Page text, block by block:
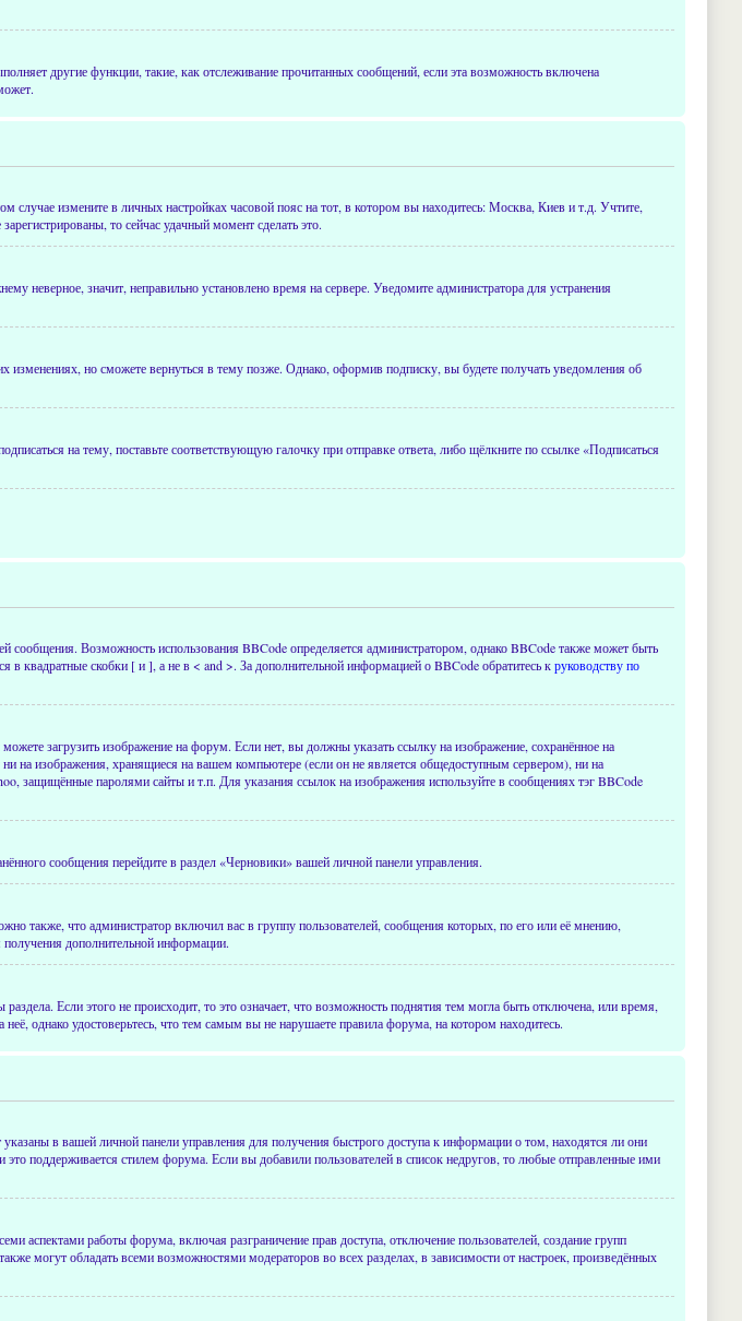
другие функции, такие, как отслеживание прочитанных сообщений, если эта возможность включена
измените в личных настройках часовой пояс на тот, в котором вы находитесь: Москва, Киев и т.д. Учтите,
то сейчас удачный момент сделать это.
неверное, значит, неправильно установлено время на сервере. Уведомите администратора для устранения
но сможете вернуться в тему позже. Однако, оформив подписку, вы будете получать уведомления об
на тему, поставьте соответствующую галочку при отправке ответа, либо щёлкните по ссылке «Подписаться
Возможность использования BBCode определяется администратором, однако BBCode также может быть
квадратные скобки [ и ], а не в < and >. За дополнительной информацией о BBCode обратитесь круководству по
загрузить изображение на форум. Если нет, вы должны указать ссылку на изображение, сохранённое на
изображения, хранящиеся на вашем компьютере (если он не является общедоступным сервером), ни на
защищённые паролями сайты и т.п. Для указания ссылок на изображения используйте в сообщениях тэг BBCode
сообщения перейдите в раздел «Черновики» вашей личной панели управления.
также, что администратор включил вас в группу пользователей, сообщения которых, по его или её мнению,
дополнительной информации.
Если этого не происходит, то это означает, что возможность поднятия тем могла быть отключена, или время,
однако удостоверьтесь, что тем самым вы не нарушаете правила форума, на котором находитесь.
в вашей личной панели управления для получения быстрого доступа к информации о том, находятся ли они
поддерживается стилем форума. Если вы добавили пользователей в список недругов, то любые отправленные ими
работы форума, включая разграничение прав доступа, отключение пользователей, создание групп
могут обладать всеми возможностями модераторов во всех разделах, в зависимости от настроек, произведённых